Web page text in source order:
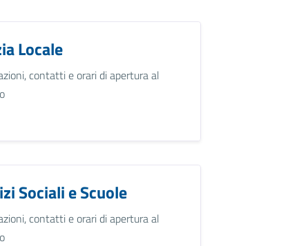
Locale
contatti e orari di apertura al
Sociali e Scuole
contatti e orari di apertura al